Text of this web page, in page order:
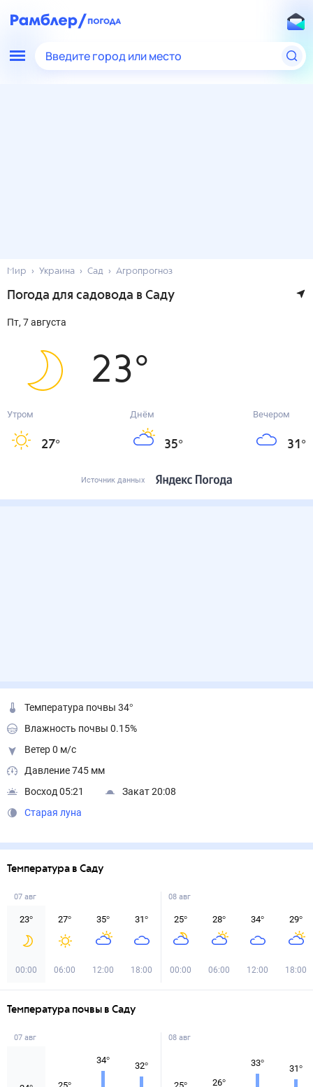
Введите город или место
Мир Украина Сад Агропрогноз
Погода для садовода в Саду
пт, 7 августа
23°
Утром
27°
Днём
35°
Вечером
31 °
Источник данных
Температура почвы 34°
Влажность почвы 0.15%
Ветер 0 м/с
Давление 745 мм
Восход 05:21
Закат 20:08
Старая луна
Температура в Саду
07 авг
23°
00:00
27°
06:00
35°
12:00
31°
18:00
08 авг
25°
00:00
28°
06:00
34°
12:00
29°
18:00
Температура почвы в Саду
07 авг
34°
32°
08 авг
26°
33°
31°